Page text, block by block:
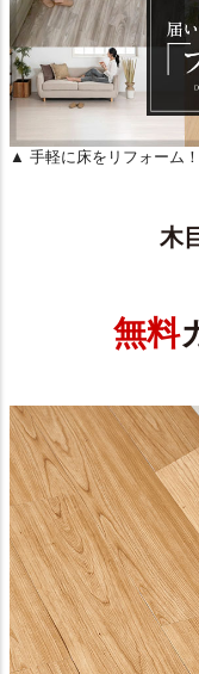
▲ 手軽に床をリフォーム
木
無料